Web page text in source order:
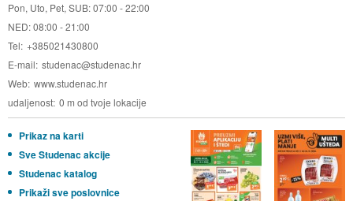
Pon, Uto, Pet, SUB: 07:00 - 22:00
NED: 08:00 - 21:00
Tel +385021430800
E-mail studenac@studenac.hr
Web www.studenac.hr
udaljenost 0 m od tvoje lokacije
Prikaz na karti
Sve Studenac akcije
Studenac katalog
Prikaži sve poslovnice